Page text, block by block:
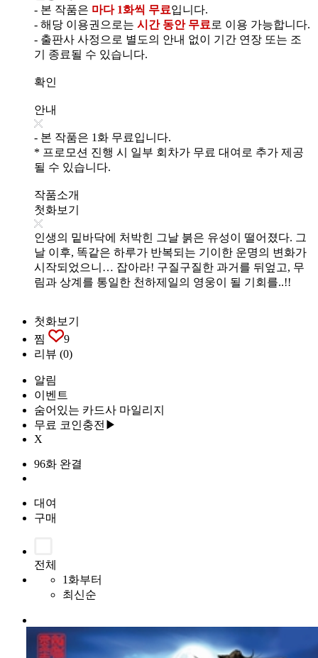
- 본 작품은 마다 1화씩 무료입니다.
- 해당 이용권으로는 시간 동안 무료 로 이용 가능합니다.
- 출판사 사정으로 별도의 안내 없이 기간 연장 또는 조
기 종료될 수 있습니다.
확인
안내
- 본 작품은 1화 무료입니다.
* 프로모션 진행 시 일부 회차가 무료 대여로 추가 제공
될 수 있습니다.
작품소개
첫화보기
인생의 밑바닥에 처박힌 그날 붉은 유성이 떨어졌다. 그
날 이후, 똑같은 하루가 반복되는 기이한 운명의 변화가
시작되었으니… 잡아라! 구질구질한 과거를 뒤엎고, 무
림과 상계를 통일한 천하제일의 영웅이 될 기회를..!!
첫화보기
찜
9
리뷰 (0)
알림
이벤트
숨어있는 카드사 마일리지
무료 코인충전▶
X
96화 완결
대여
구매
전체
1화부터
최신순